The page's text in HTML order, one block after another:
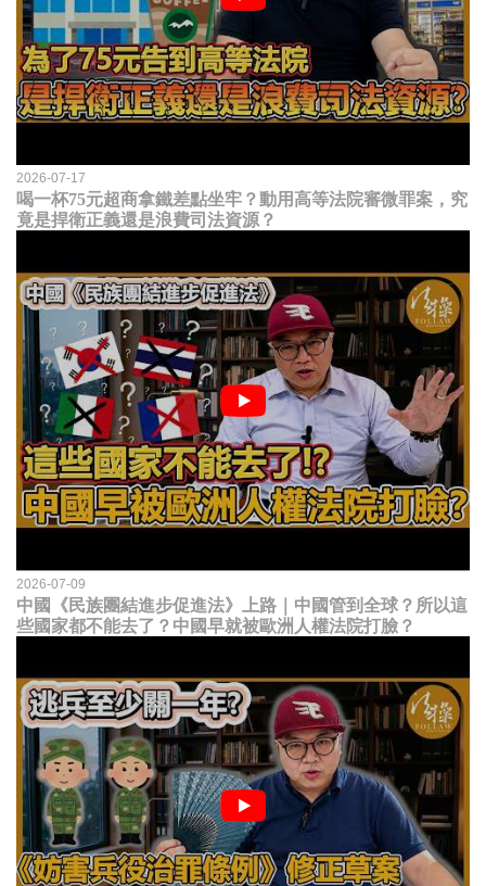
2026-07-17
喝一杯75元超商拿鐵差點坐牢？動用高等法院審微罪案，究
竟是捍衛正義還是浪費司法資源？
2026-07-09
中國《民族團結進步促進法》上路｜中國管到全球？所以這
些國家都不能去了？中國早就被歐洲人權法院打臉？